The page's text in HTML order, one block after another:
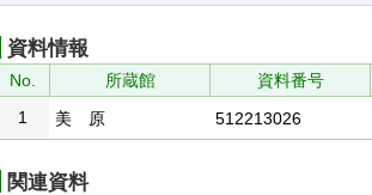
資料情報
No. 所蔵館 資料番号
1
美 原 512213026
関連資料